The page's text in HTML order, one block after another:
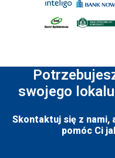
swojego
Skontaktuj się z nami,
pomóc Ci